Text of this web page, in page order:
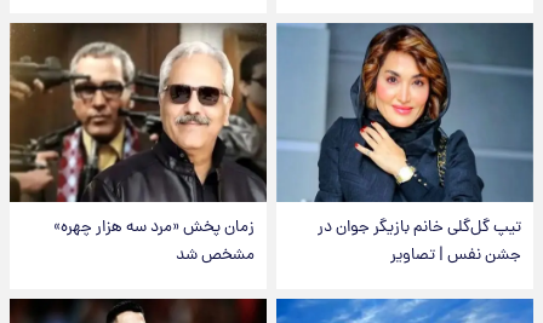
تیپ گل‌گلی خانم بازیگر جوان در
جشن نفس | تصاویر
زمان پخش «مرد سه هزار چهره»
مشخص شد